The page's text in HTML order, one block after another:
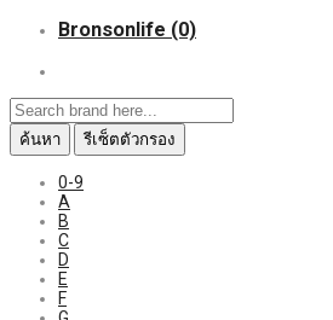
Bronsonlife (0)
ค้นหา รีเซ็ตตัวกรอง
0-9
A
B
C
D
E
F